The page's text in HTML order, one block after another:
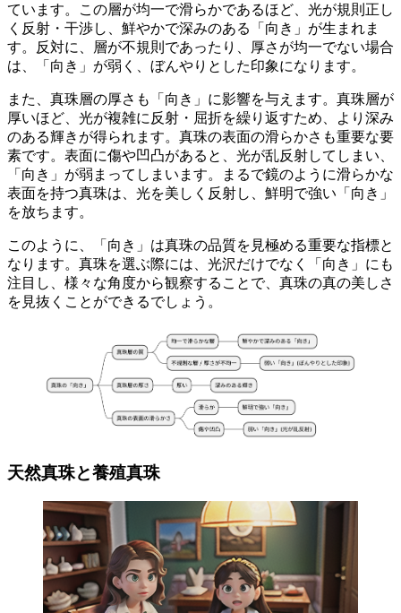
ています。この層が均一で滑らかであるほど、光が規則正し
く反射・干渉し、鮮やかで深みのある「向き」が生まれま
す。反対に、層が不規則であったり、厚さが均一でない場合
は、「向き」が弱く、ぼんやりとした印象になります。
また、真珠層の厚さも「向き」に影響を与えます。真珠層が
厚いほど、光が複雑に反射・屈折を繰り返すため、
より深み
のある輝きが得られます。真珠の表面の滑らかさも重要な要
素です。表面に傷や凹凸があると、光が乱反射してしまい、
「向き」が弱まってしまいます。まるで鏡のように滑らかな
表面を持つ真珠は、光を美しく反射し、 鮮明で強い「向き」
を放ちます。
このように、「向き」は真珠の品質を見極める重要な指標と
なります。真珠を選ぶ際には、 光沢だけでなく「向き」にも
注目 し、様々な角度から観察することで、真珠の真の美しさ
を見抜くことができるでしょう。
天然真珠と養殖真珠